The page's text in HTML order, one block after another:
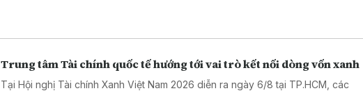
Trung tâm Tài chính quốc tế hướng tới vai trò kết nối dòng vốn xanh
Tại Hội nghị Tài chính Xanh Việt Nam 2026 diễn ra ngày 6/8 tại TP.HCM, các